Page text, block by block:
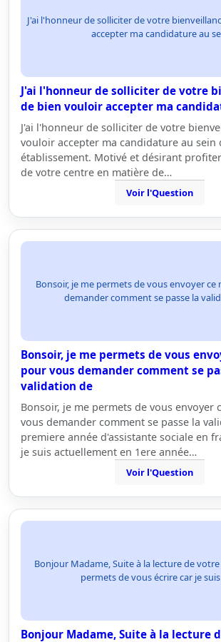
J'ai l'honneur de solliciter de votre
accepter ma candidature au
J'ai l'honneur de solliciter de votre
de bien vouloir accepter ma
J'ai l'honneur de solliciter de votre
vouloir accepter ma candidature au sein
établissement. Motivé et désirant
de votre centre en matière de…
Voir l'Question
Bonsoir, je me permets de vous envoyer ce
demander comment se passe la
Bonsoir, je me permets de vous
pour vous demander comment se
validation de
Bonsoir, je me permets de vous envoyer
vous demander comment se passe la
premiere année d'assistante sociale en
je suis actuellement en 1ere année…
Voir l'Question
Bonjour Madame, Suite à la lecture de
permets de vous écrire car je
Bonjour Madame, Suite à la lecture